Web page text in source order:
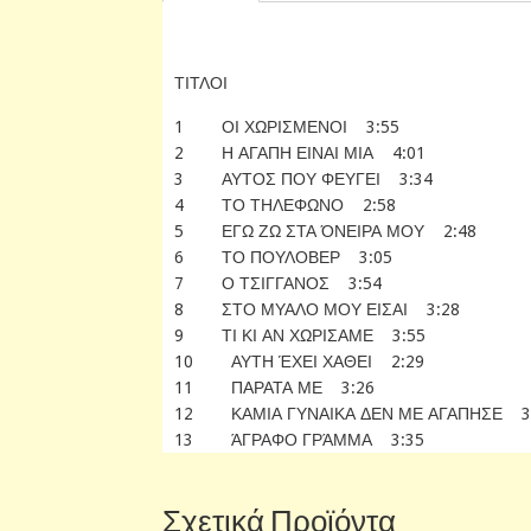
ΤΙΤΛΟΙ
1 ΟΙ ΧΩΡΙΣΜΕΝΟΙ 3:55
2 Η ΑΓΑΠΗ ΕΙΝΑΙ ΜΙΑ 4:01
3 ΑΥΤΟΣ ΠΟΥ ΦΕΥΓΕΙ 3:34
4 ΤΟ ΤΗΛΕΦΩΝΟ 2:58
5 ΕΓΩ ΖΩ ΣΤΑ ΌΝΕΙΡΑ ΜΟΥ 2:48
6 ΤΟ ΠΟΥΛΟΒΕΡ 3:05
7 Ο ΤΣΙΓΓΑΝΟΣ 3:54
8 ΣΤΟ ΜΥΑΛΟ ΜΟΥ ΕΙΣΑΙ 3:28
9 ΤΙ ΚΙ ΑΝ ΧΩΡΙΣΑΜΕ 3:55
10 ΑΥΤΗ ΈΧΕΙ ΧΑΘΕΙ 2:29
11 ΠΑΡΑΤΑ ΜΕ 3:26
12 ΚΑΜΙΑ ΓΥΝΑΙΚΑ ΔΕΝ ΜΕ ΑΓΑΠΗΣΕ
13 ΆΓΡΑΦΟ ΓΡΆΜΜΑ 3:35
Σχετικά Προϊόντα